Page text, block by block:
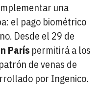
una
el pago biométrico
Desde el 29 de
París permitirá a los
de venas de
por Ingenico.